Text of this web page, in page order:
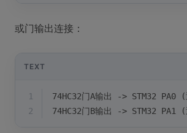
或门输出连接：
TEXT
1
74HC32门A输出 -> STM32 PA0
2
74HC32门B输出 -> STM32 PA1